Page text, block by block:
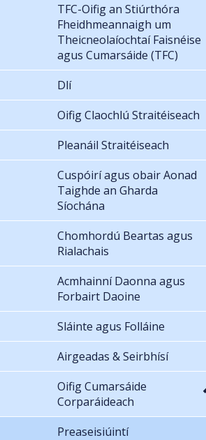
TFC-Oifig an Stiúrthóra
Fheidhmeannaigh um
Theicneolaíochtaí Faisnéise
agus Cumarsáide (TFC)
Dlí
Oifig Claochlú Straitéiseach
Pleanáil Straitéiseach
Cuspóirí agus obair Aonad
Taighde an Gharda
Síochána
Chomhordú Beartas agus
Rialachais
Acmhainní Daonna agus
Forbairt Daoine
Sláinte agus Folláine
Airgeadas & Seirbhísí
Oifig Cumarsáide
Corparáideach
Preaseisiúintí